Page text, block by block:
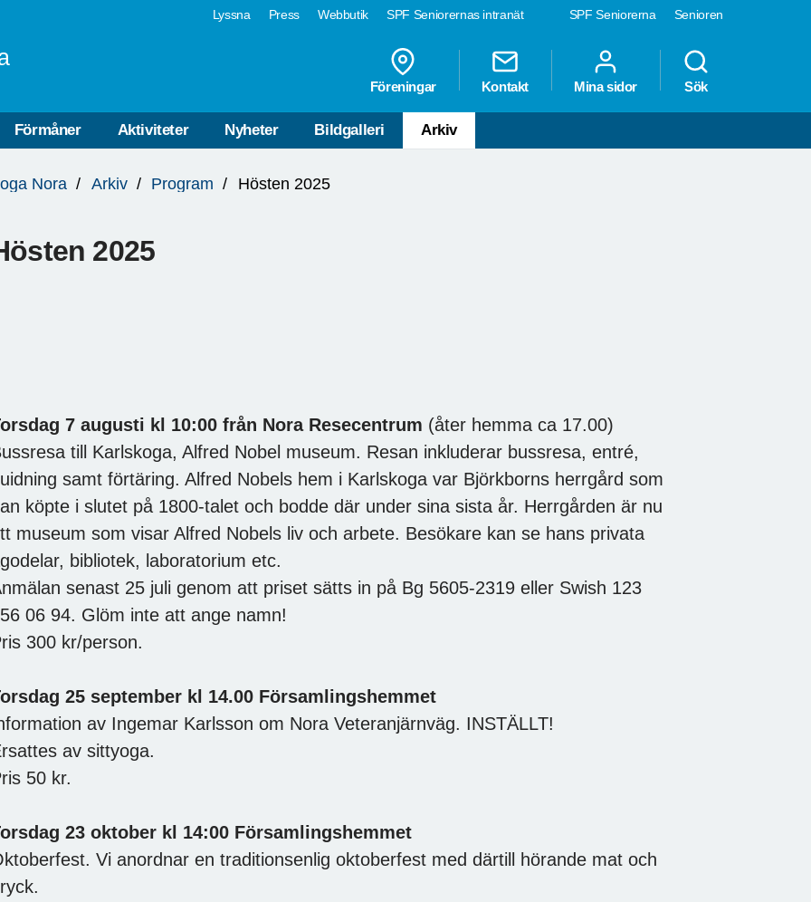
SPF Seniorerna Senioren
Lyssna Press Webbutik SPF Seniorernas intranät
Föreningar Kontakt Mina sidor Sök
Förmåner Aktiviteter Nyheter Bildgalleri Arkiv
Nora Arkiv Program Hösten 2025
2025
7 augusti kl 10:00 från Nora Resecentrum (åter hemma ca 17.00)
till Karlskoga, Alfred Nobel museum. Resan inkluderar bussresa, entré,
samt förtäring. Alfred Nobels hem i Karlskoga var Björkborns herrgård som
köpte i slutet på 1800-talet och bodde där under sina sista år. Herrgården är nu
museum som visar Alfred Nobels liv och arbete. Besökare kan se hans privata
bibliotek, laboratorium etc.
senast 25 juli genom att priset sätts in på Bg 5605-2319 eller Swish 123
06 94. Glöm inte att ange namn!
300 kr/person.
25 september kl 14.00 Församlingshemmet
av Ingemar Karlsson om Nora Veteranjärnväg. INSTÄLLT!
av sittyoga.
50 kr.
23 oktober kl 14:00 Församlingshemmet
Vi anordnar en traditionsenlig oktoberfest med därtill hörande mat och